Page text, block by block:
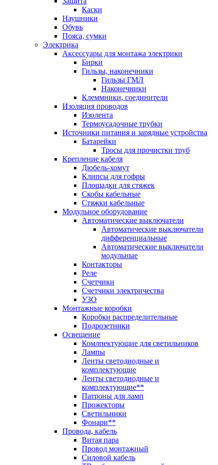
Каски
Наушники
Обувь
Пояса, сумки
Электрика
Аксессуары для монтажа электрики
Бирки
Гильзы, наконечники
Гильзы ГМЛ
Наконечники
Клеммники, соединители
Изоляция проводов
Изолента
Термоусадочные трубки
Источники питания и зарядные устройства
Батарейки
Тросы для прочистки труб
Крепление кабеля
Дюбель-хомут
Клипсы для гофры
Площадки для стяжек
Скобы кабельные
Стяжки кабельные
Модульное оборудование
Автоматические выключатели
Автоматические выключатели
дифференциальные
Автоматические выключатели
модульные
Контакторы
Реле
Счетчики
Счетчики электричества
УЗО
Монтажные коробки
Коробки распределительные
Подрозетники
Освещение
Комлпектующие для светильников
Лампы
Ленты светодиодные и
комплектующие
Ленты светодиодные и
комплектующие**
Патроны для ламп
Прожекторы
Светильники
Фонари**
Провода, кабель
Витая пара
Провод монтажный
Силовой кабель